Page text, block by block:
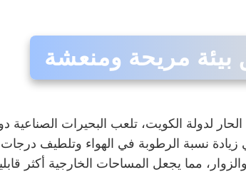
بيئة مريحة ومنعشة
لدولة الكويت، تلعب البحيرات
نسبة الرطوبة في الهواء وتلطيف درجات
مما يجعل المساحات الخارجية أكثر